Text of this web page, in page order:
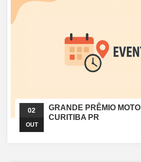
02
OUT
GRANDE PRÊMIO
CURITIBA PR